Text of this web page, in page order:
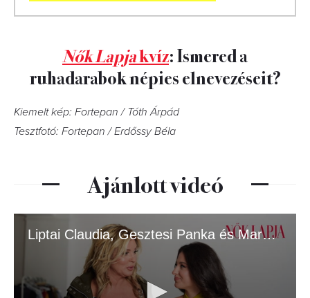
Nők Lapjakvíz: Ismered a
ruhadarabok népies elnevezéseit?
Kiemelt kép: Fortepan / Tóth Árpád
Tesztfotó: Fortepan / Erdőssy Béla
Ajánlott videó
Liptai Claudia, Gesztesi Panka és Marci a Nők Lapja címlapján